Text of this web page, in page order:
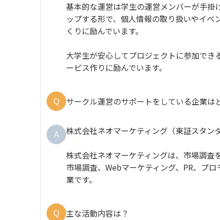
基本的な運営は学生の運営メンバーが手
ップする形で、個人情報の取り扱いやイ
くりに励んでいます。
大学生が安心してプロジェクトに参加で
ービス作りに励んでいます。
Q サークル運営のサポートをしている企業は
A 株式会社ネオマーケティング（東証スタン
株式会社ネオマーケティングは、市場調査
市場調査、Webマーケティング、PR、プ
業です。
Q 主な活動内容は？